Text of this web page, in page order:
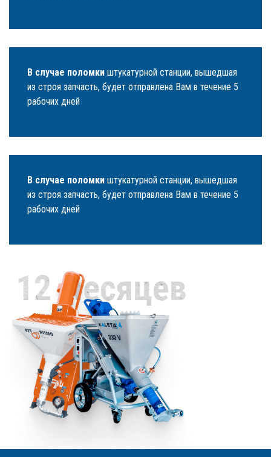
В случае поломки штукатурной станции, вышедшая
из строя запчасть, будет отправлена Вам в течение 5
рабочих дней
В случае поломки штукатурной станции, вышедшая
из строя запчасть, будет отправлена Вам в течение 5
рабочих дней